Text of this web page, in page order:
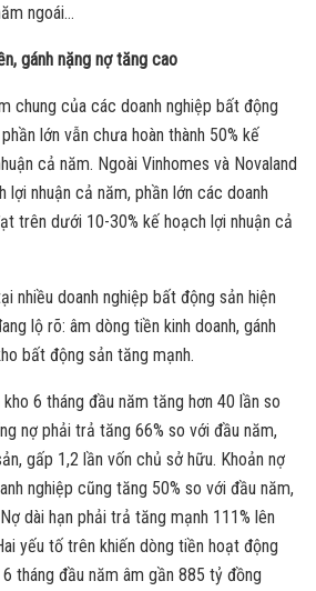
ngoái…
gánh nặng nợ tăng cao
chung của các doanh nghiệp bất động
lớn vẫn chưa hoàn thành 50% kế
cả năm. Ngoài Vinhomes và Novaland
lợi nhuận cả năm, phần lớn các doanh
trên dưới 10-30% kế hoạch lợi nhuận cả
nhiều doanh nghiệp bất động sản hiện
lộ rõ: âm dòng tiền kinh doanh, gánh
bất động sản tăng mạnh.
6 tháng đầu năm tăng hơn 40 lần so
nợ phải trả tăng 66% so với đầu năm,
gấp 1,2 lần vốn chủ sở hữu. Khoản nợ
nghiệp cũng tăng 50% so với đầu năm,
dài hạn phải trả tăng mạnh 111% lên
yếu tố trên khiến dòng tiền hoạt động
tháng đầu năm âm gần 885 tỷ đồng